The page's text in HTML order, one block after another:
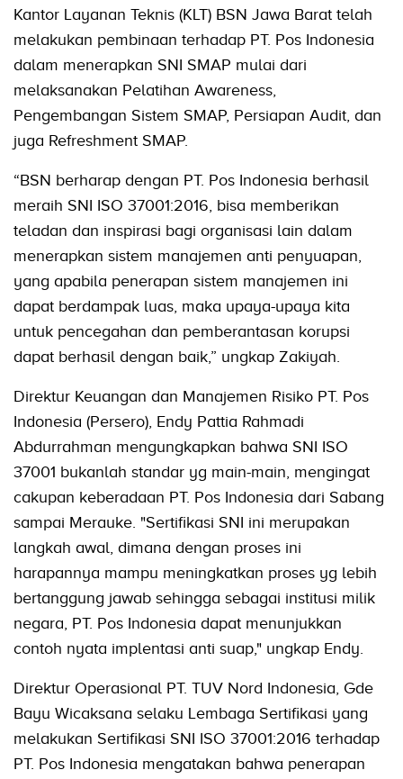
Kantor Layanan Teknis (KLT) BSN Jawa Barat telah
melakukan pembinaan terhadap PT. Pos Indonesia
dalam menerapkan SNI SMAP mulai dari
melaksanakan Pelatihan Awareness,
Pengembangan Sistem SMAP, Persiapan Audit, dan
juga Refreshment SMAP.
“BSN berharap dengan PT. Pos Indonesia berhasil
meraih SNI ISO 37001:2016, bisa memberikan
teladan dan inspirasi bagi organisasi lain dalam
menerapkan sistem manajemen anti penyuapan,
yang apabila penerapan sistem manajemen ini
dapat berdampak luas, maka upaya-upaya kita
untuk pencegahan dan pemberantasan korupsi
dapat berhasil dengan baik,” ungkap Zakiyah.
Direktur Keuangan dan Manajemen Risiko PT. Pos
Indonesia (Persero), Endy Pattia Rahmadi
Abdurrahman mengungkapkan bahwa SNI ISO
37001 bukanlah standar yg main-main, mengingat
cakupan keberadaan PT. Pos Indonesia dari Sabang
sampai Merauke. "Sertifikasi SNI ini merupakan
langkah awal, dimana dengan proses ini
harapannya mampu meningkatkan proses yg lebih
bertanggung jawab sehingga sebagai institusi milik
negara, PT. Pos Indonesia dapat menunjukkan
contoh nyata implentasi anti suap," ungkap Endy.
Direktur Operasional PT. TUV Nord Indonesia, Gde
Bayu Wicaksana selaku Lembaga Sertifikasi yang
melakukan Sertifikasi SNI ISO 37001:2016 terhadap
PT. Pos Indonesia mengatakan bahwa penerapan